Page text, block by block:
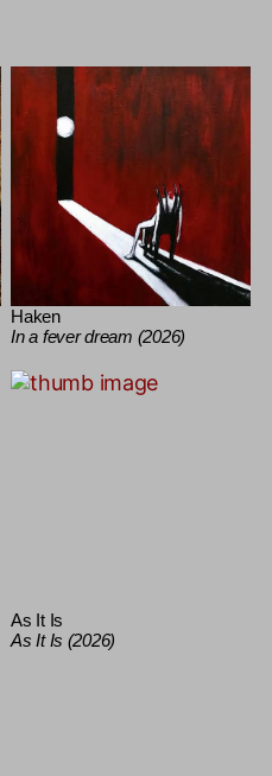
Haken
In a fever dream (2026)
As It Is
As It Is (2026)